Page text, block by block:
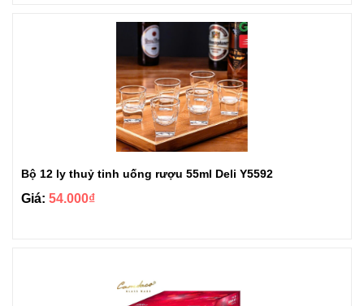
Bộ 12 ly thuỷ tinh uống rượu 55ml Deli Y5592
Giá: 54.000₫